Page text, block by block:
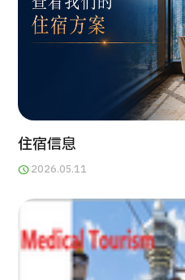
关于JMHC
面向国际患者
关于日本医疗
就诊流程
住宿信息
2026.05.11